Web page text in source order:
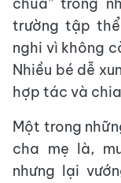
chúa” trong
trường tập
nghi vì không
Nhiều bé dễ
hợp tác và
Một trong
cha mẹ là,
nhưng lại